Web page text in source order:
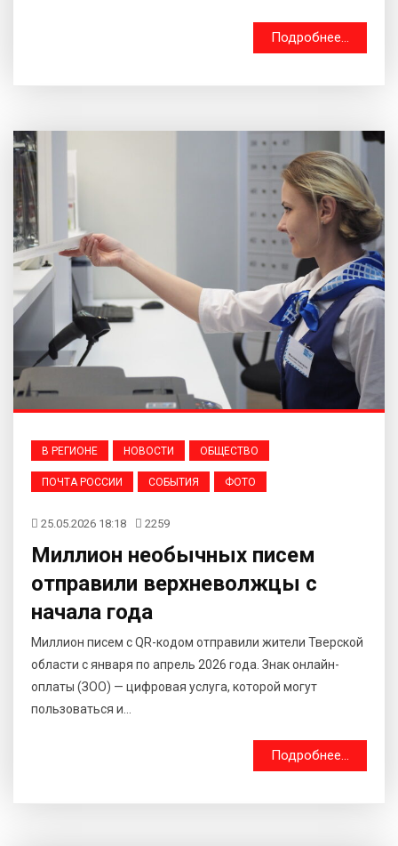
Подробнее...
В РЕГИОНЕ НОВОСТИ ОБЩЕСТВО
ПОЧТА РОССИИ СОБЫТИЯ ФОТО
25.05.2026 18:18 2259
Миллион необычных писем
отправили верхневолжцы с
начала года
Миллион писем с QR-кодом отправили жители Тверской
области с января по апрель 2026 года. Знак онлайн-
оплаты (ЗОО) — цифровая услуга, которой могут
пользоваться и...
Подробнее...